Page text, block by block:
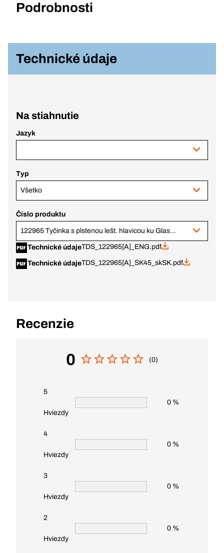
Podrobnosti
Technické údaje
Na stiahnutie
Jazyk
Typ
Všetko
Číslo produktu
122965 Tyčinka s plstenou lešt. hlavicou ku Glass-Fix, kov. stopka
Technické údajeTDS_122965[A]_ENG.pdf
Technické údajeTDS_122965[A]_SK45_skSK.pdf
Recenzie
0 (0)
5
Hviezdy
0 %
4
Hviezdy
0 %
3
Hviezdy
0 %
2
Hviezdy
0 %